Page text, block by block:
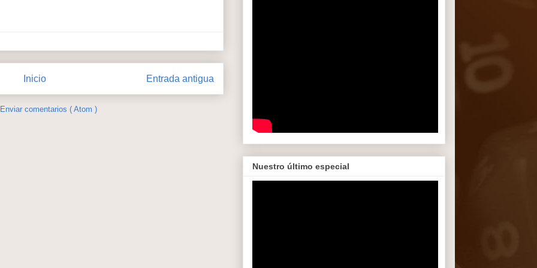
Entrada antigua
Inicio
Enviar comentarios ( Atom )
Nuestro último especial